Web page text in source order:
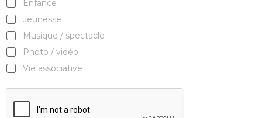
Enfance
Jeunesse
Musique / spectacle
Photo / vidéo
Vie associative